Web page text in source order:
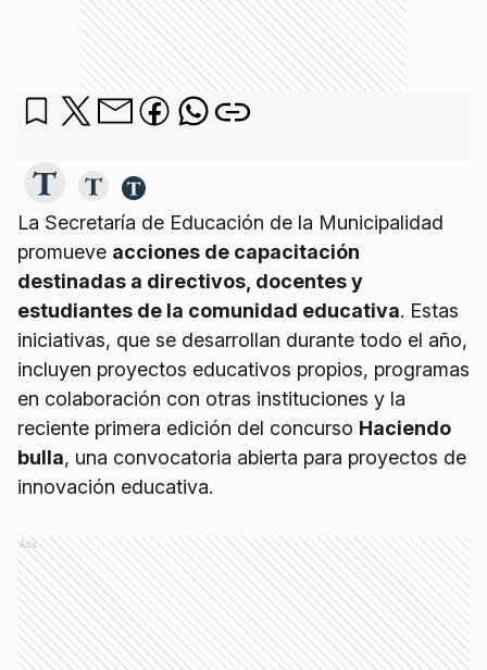
La Secretaría de Educación de la Municipalidad
promueve acciones de capacitación
destinadas a directivos, docentes y
estudiantes de la comunidad educativa. Estas
iniciativas, que se desarrollan durante todo el año,
incluyen proyectos educativos propios, programas
en colaboración con otras instituciones y la
reciente primera edición del concurso Haciendo
bulla, una convocatoria abierta para proyectos de
innovación educativa.
Ads